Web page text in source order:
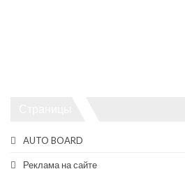
AUTO BOARD
Реклама на сайте